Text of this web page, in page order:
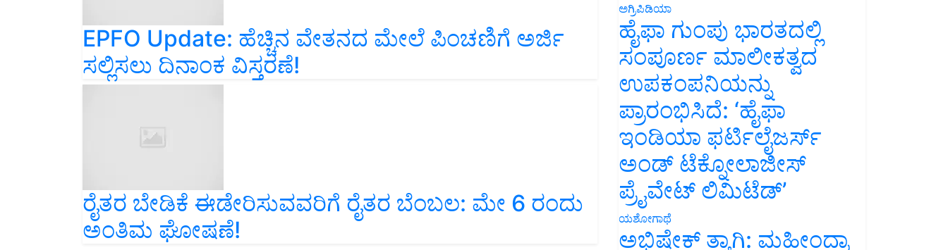
EPFO Update: ಹೆಚ್ಚಿನ ವೇತನದ ಮೇಲೆ ಪಿಂಚಣಿಗೆ ಅರ್ಜಿ
ಸಲ್ಲಿಸಲು ದಿನಾಂಕ ವಿಸ್ತರಣೆ!
ರೈತರ ಬೇಡಿಕೆ ಈಡೇರಿಸುವವರಿಗೆ ರೈತರ ಬೆಂಬಲ: ಮೇ 6 ರಂದು
ಅಂತಿಮ ಘೋಷಣೆ!
ಅಗ್ರಿಪಿಡಿಯಾ
ಹೈಫಾ ಗುಂಪು ಭಾರತದಲ್ಲಿ
ಸಂಪೂರ್ಣ ಮಾಲೀಕತ್ವದ
ಉಪಕಂಪನಿಯನ್ನು
ಪ್ರಾರಂಭಿಸಿದೆ: ‘ಹೈಫಾ
ಇಂಡಿಯಾ ಫರ್ಟಿಲೈಜರ್ಸ್
ಅಂಡ್ ಟೆಕ್ನೋಲಾಜೀಸ್
ಪ್ರೈವೇಟ್ ಲಿಮಿಟೆಡ್’
ಯಶೋಗಾಥೆ
ಅಭಿಷೇಕ್ ತ್ಯಾಗಿ: ಮಹೀಂದ್ರಾ